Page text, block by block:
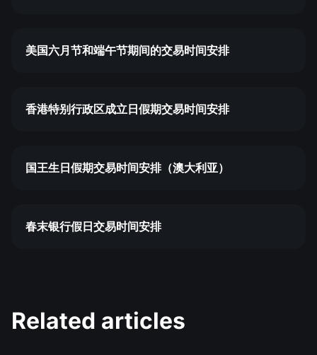
美国六月节和端午节期间的交易时间安排
香港特别行政区成立日假期交易时间安排
国王生日假期交易时间安排（澳大利亚）
春末银行假日交易时间安排
Related articles